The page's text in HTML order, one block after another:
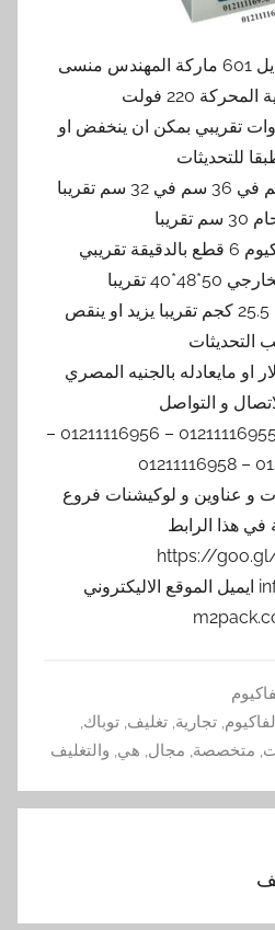
220 فولت
الكهربية 1.5 ك وات تقريبي بمكن ان ينخفض او
للتحديثات
تقريبي
تقريبا
وزن الماكينه التقريبي 25.5 كجم تقريبا يزيد او ينقص
التحديثات
و التواصل
موبايل 01211116954 – 01211116955 – 01211116956 –
و عناوين و لوكيشنات فروع
في هذا الرابط
https://
info@m2pack.com ايميل الموقع الاليكتروني
,تجارية,تغليف,توباك,
, متخصصة, مجال, هي, والتغليف